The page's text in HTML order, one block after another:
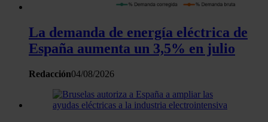
La demanda de energía eléctrica de
España aumenta un 3,5% en julio
Redacción04/08/2026